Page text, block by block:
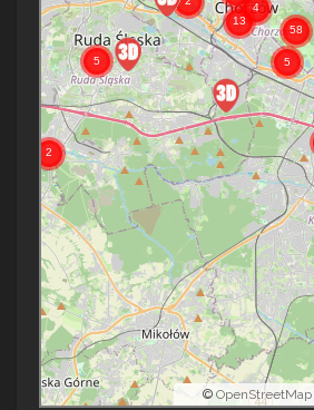
© OpenStreetMap